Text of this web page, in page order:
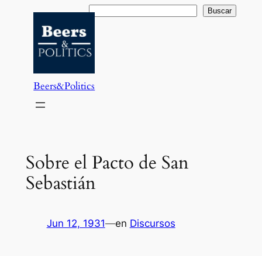
contenido
Buscar Buscar
Beers&Politics
Sobre el Pacto de San
Sebastián
Jun 12, 1931—en Discursos